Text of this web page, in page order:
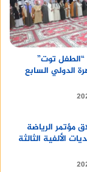
توت”
الدولي السابع
مؤتمر الرياضة
الألفية الثالثة